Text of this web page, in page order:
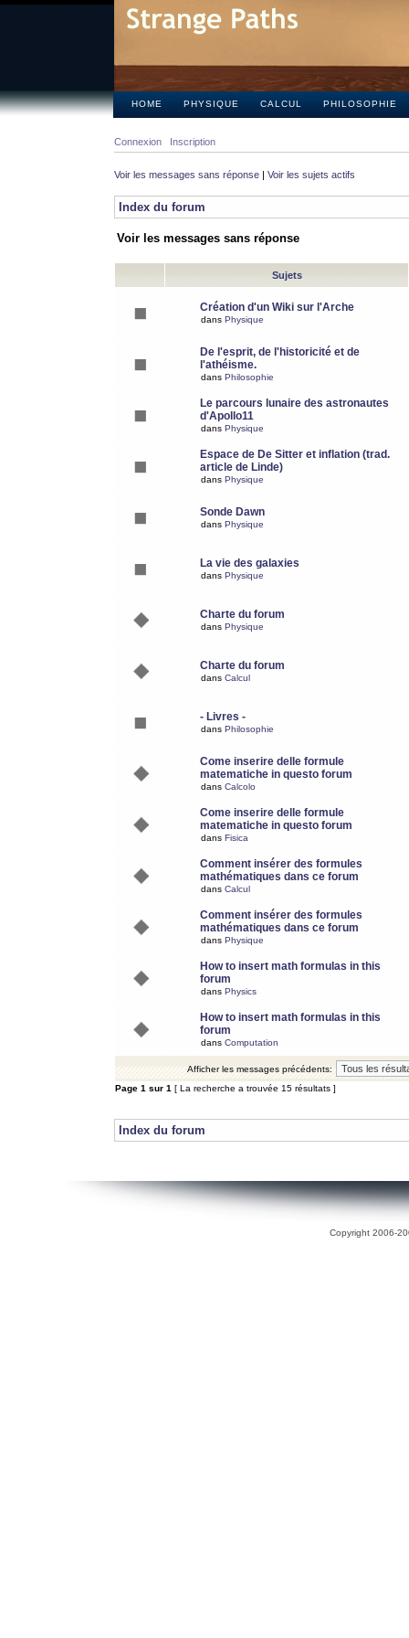
HOME PHYSIQUE CALCUL PHILOSOPHIE
Connexion Inscription
Voir les messages sans réponse | Voir les sujets actifs
Index du forum
Voir les messages sans réponse
Sujets
Création d'un Wiki sur l'Arche
dans Physique
De l'esprit, de l'historicité et de
l'athéisme.
dans Philosophie
Le parcours lunaire des astronautes
d'Apollo11
dans Physique
Espace de De Sitter et inflation (trad.
article de Linde)
dans Physique
Sonde Dawn
dans Physique
La vie des galaxies
dans Physique
Charte du forum
dans Physique
Charte du forum
dans Calcul
- Livres -
dans Philosophie
Come inserire delle formule
matematiche in questo forum
dans Calcolo
Come inserire delle formule
matematiche in questo forum
dans Fisica
Comment insérer des formules
mathématiques dans ce forum
dans Calcul
Comment insérer des formules
mathématiques dans ce forum
dans Physique
How to insert math formulas in this
forum
dans Physics
How to insert math formulas in this
forum
dans Computation
Afficher les messages précédents:
Page 1 sur 1 [ La recherche a trouvée 15 résultats ]
Index du forum
Copyright 2006-